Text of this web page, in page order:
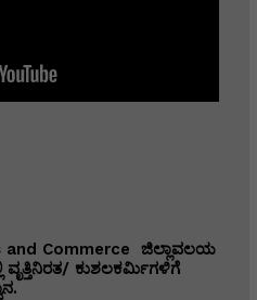
Commerce ಜಿಲ್ಲಾವಲಯ
ಕುಶಲಕರ್ಮಿಗಳಿಗೆ